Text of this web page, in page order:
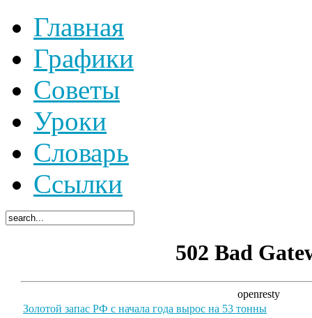
Главная
Графики
Советы
Уроки
Словарь
Ссылки
502 Bad
openresty
Золотой запас РФ с начала года вырос на 53 тонны